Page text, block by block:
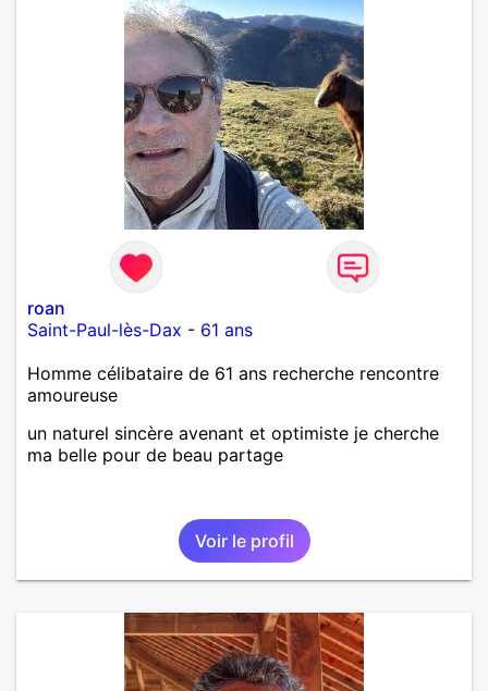
roan
Saint-Paul-lès-Dax - 61 ans
Homme célibataire de 61 ans recherche rencontre
amoureuse
un naturel sincère avenant et optimiste je cherche
ma belle pour de beau partage
Voir le profil